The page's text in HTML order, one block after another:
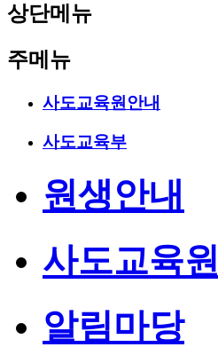
상단메뉴
주메뉴
사도교육원안내
사도교육부
원생안내
사도교육
알림마당